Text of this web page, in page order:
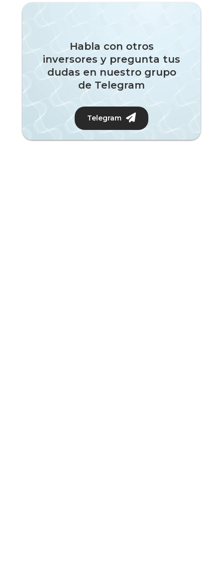
Habla con otros
inversores y pregunta tus
dudas en nuestro grupo
de Telegram
Telegram